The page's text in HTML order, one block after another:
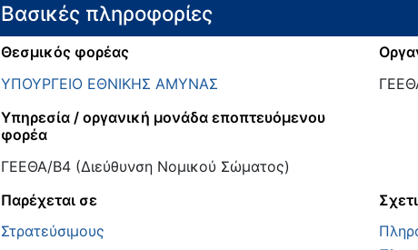
Βασικές πληροφορίες
Θεσμικός φορέας
ΥΠΟΥΡΓΕΙΟ ΕΘΝΙΚΗΣ ΑΜΥΝΑΣ
Υπηρεσία / οργανική μονάδα εποπτευόμενου
φορέα
ΓΕΕΘΑ/Β4 (Διεύθυνση Νομικού Σώματος)
Παρέχεται σε
Στρατεύσιμους